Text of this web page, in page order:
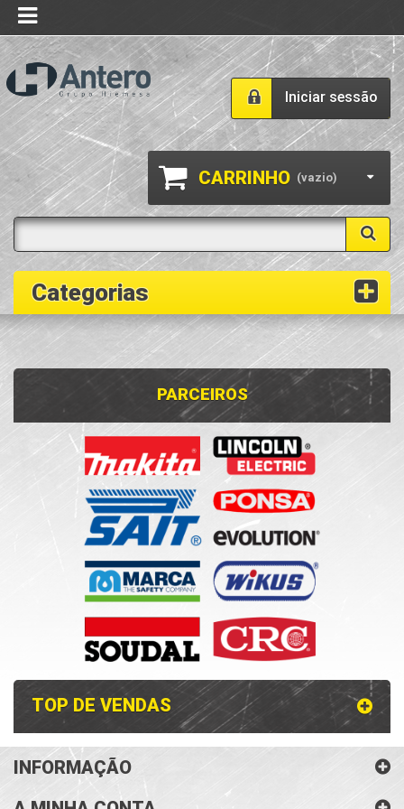
Categorias
Iniciar sessão
CARRINHO (vazio)
PARCEIROS
TOP DE VENDAS
INFORMAÇÃO